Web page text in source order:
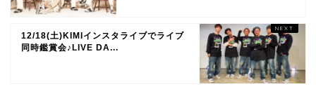
12/18(土)KIMIインスタライブでライブ
同時鑑賞会♪LIVE DA...